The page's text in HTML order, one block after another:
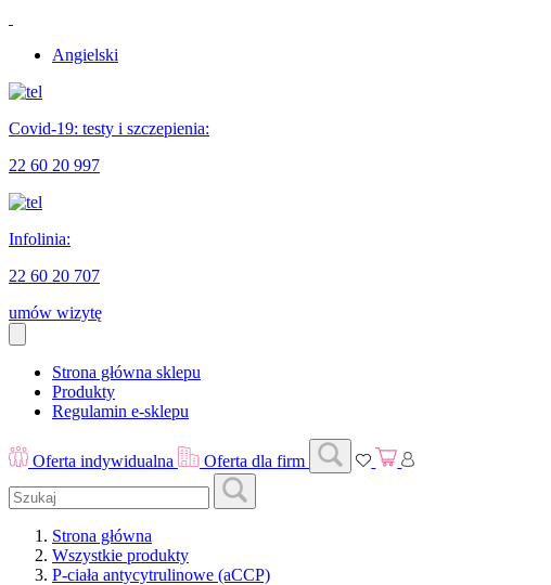
Angielski
Covid-19: testy i szczepienia:
22 60 20 997
Infolinia:
22 60 20 707
umów wizytę
Strona główna sklepu
Produkty
Regulamin e-sklepu
Oferta indywidualna Oferta dla firm
Strona główna
Wszystkie produkty
P-ciała antycytrulinowe (aCCP)